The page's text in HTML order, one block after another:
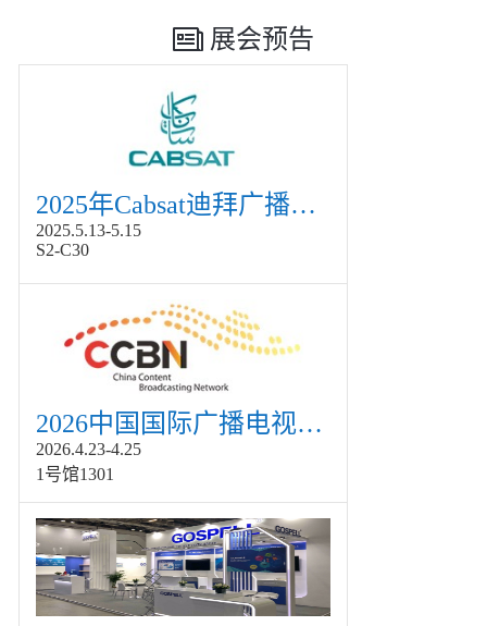
展会预告
2025年Cabsat迪拜广播电视展
2025.5.13-5.15
S2-C30
2026中国国际广播电视信息网络展览会展
2026.4.23-4.25
1号馆1301